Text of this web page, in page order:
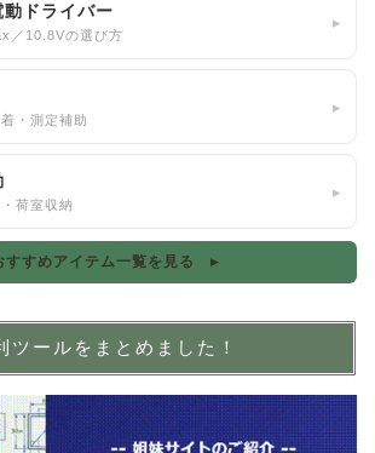
動ドライバー
／10.8Vの選び方
▸
・測定補助
▸
荷室収納
▸
すすめアイテム一覧を見る ▸
ツールをまとめました！